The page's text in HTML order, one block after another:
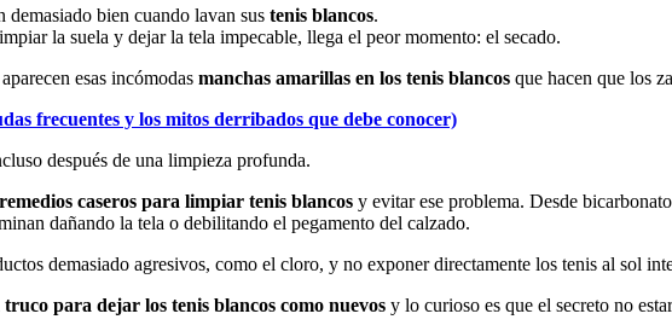
bien cuando lavan sus tenis blancos.
la suela y dejar la tela impecable, llega el peor momento: el secado.
esas incómodas manchas amarillas en los tenis blancos que hacen que los
frecuentes y los mitos derribados que debe conocer)
después de una limpieza profunda.
remedios caseros para limpiar tenis blancos y evitar ese problema. Desde
dañando la tela o debilitando el pegamento del calzado.
demasiado agresivos, como el cloro, y no exponer directamente los tenis al sol
truco para dejar los tenis blancos como nuevos y lo curioso es que el secreto no